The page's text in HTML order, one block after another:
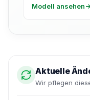
Modell ansehen
Aktuelle
Wir pflegen